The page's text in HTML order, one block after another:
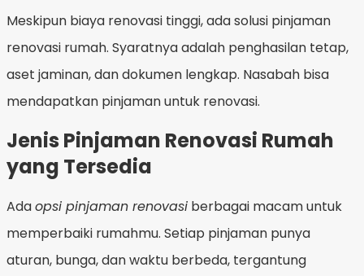
Meskipun biaya renovasi tinggi, ada solusi pinjaman
renovasi rumah. Syaratnya adalah penghasilan tetap,
aset jaminan, dan dokumen lengkap. Nasabah bisa
mendapatkan pinjaman untuk renovasi.
Jenis Pinjaman Renovasi Rumah
yang Tersedia
Adaopsi pinjaman renovasi berbagai macam untuk
memperbaiki rumahmu. Setiap pinjaman punya
aturan, bunga, dan waktu berbeda, tergantung